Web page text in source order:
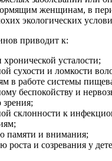
женщинам, в
экологических
приводит к:
хронической усталости;
сухости и ломкости
в работе системы
беспокойству и
склонности к
памяти и внимания;
роста и созревания у